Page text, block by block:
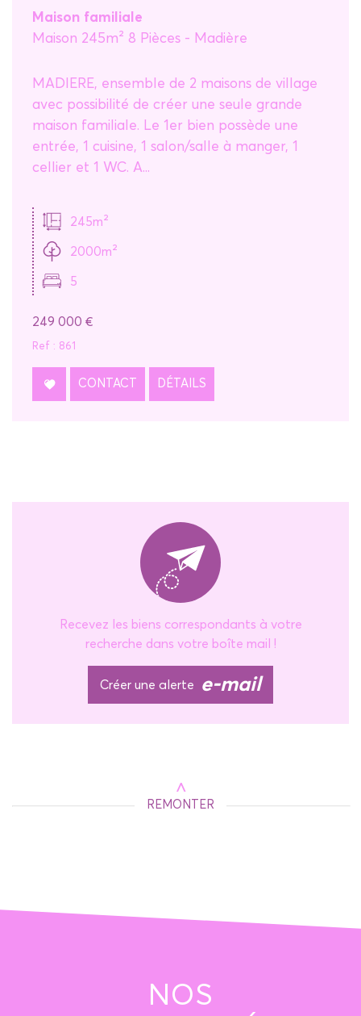
Critères supplémentaires
Piscine Parking Terrasse
Maison familiale
Maison 245m² 8 Pièces - Madière
MADIERE, ensemble de 2 maisons de village
avec possibilité de créer une seule grande
maison familiale. Le 1er bien possède une
entrée, 1 cuisine, 1 salon/salle à manger, 1
cellier et 1 WC. A...
245m²
2000m²
5
249 000 €
Ref : 861
CONTACT DÉTAILS
Recevez les biens correspondants à votre
recherche dans votre boîte mail !
Créer une alerte e-mail
REMONTER
NOS